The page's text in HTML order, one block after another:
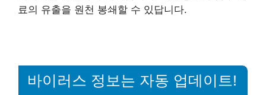
료의 유출을 원천 봉쇄할 수 있답니다.
바이러스 정보는 자동 업데이트!